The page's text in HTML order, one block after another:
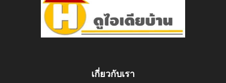
เกี่ยวกับเรา